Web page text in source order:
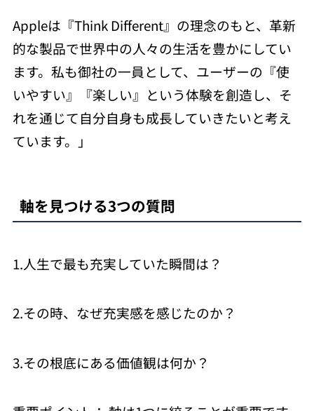
Appleは『Think Different』の理念のもと、革新
的な製品で世界中の人々の生活を豊かにしてい
ます。私も御社の一員として、ユーザーの『使
いやすい』『楽しい』という体験を創造し、そ
れを通じて自分自身も成長していきたいと考え
ています。」
軸を見つける3つの質問
1.人生で最も充実していた瞬間は？
2.その時、なぜ充実感を感じたのか？
3.その根底にある価値観は何か？